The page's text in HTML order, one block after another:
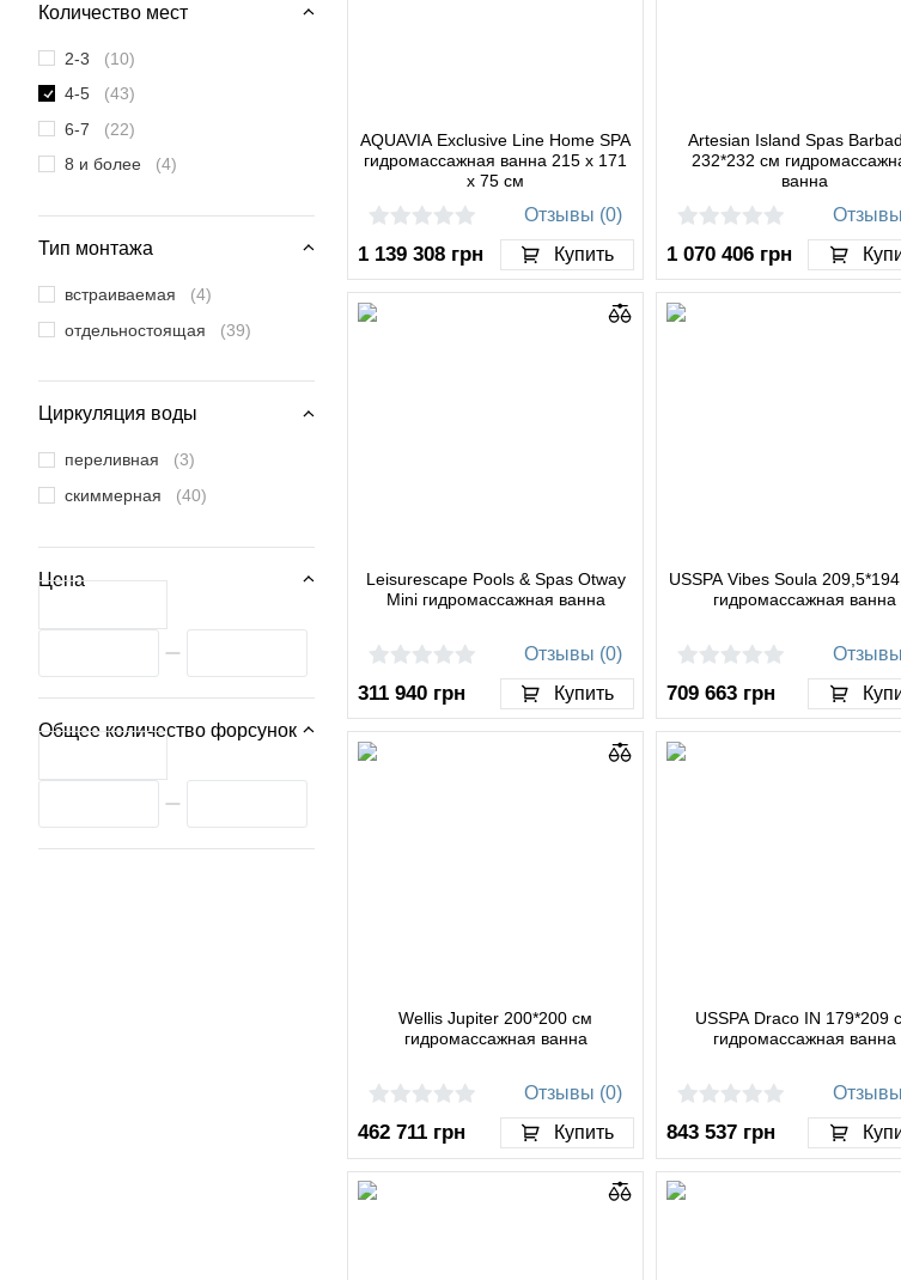
Количество мест
2-3
(10)
4-5
(43)
6-7
(22)
8 и более
(4)
Тип монтажа
встраиваемая
(4)
отдельностоящая
(39)
Циркуляция воды
переливная
(3)
скиммерная
(40)
Цена
Общее количество форсунок
AQUAVIA Exclusive Line Home SPA
гидромассажная ванна 215 x 171
x 75 см
Отзывы (0)
1 139 308 грн Купить
Artesian Island Spas
232*232 см
ванна
1 070 406 грн
Leisurescape Pools & Spas Otway
Mini гидромассажная ванна
Отзывы (0)
311 940 грн Купить
USSPA Vibes Soula
гидромассажная ванна
709 663 грн
Wellis Jupiter 200*200 см
гидромассажная ванна
Отзывы (0)
462 711 грн Купить
USSPA Draco IN 179*209
гидромассажная ванна
843 537 грн